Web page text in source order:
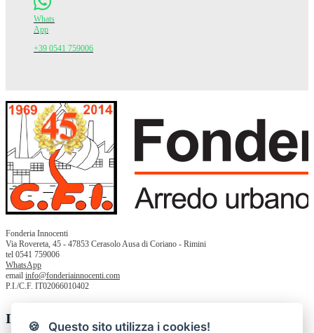
Whats
App
+39 0541 759006
Fonderia Innocenti
Via Rovereta, 45 - 47853 Cerasolo Ausa di Coriano - Rimini
tel 0541 759006
WhatsApp
email info@fonderiainnocenti.com
P.I./C.F. IT02066010402
Informazioni
🍪 Questo sito utilizza i cookies!